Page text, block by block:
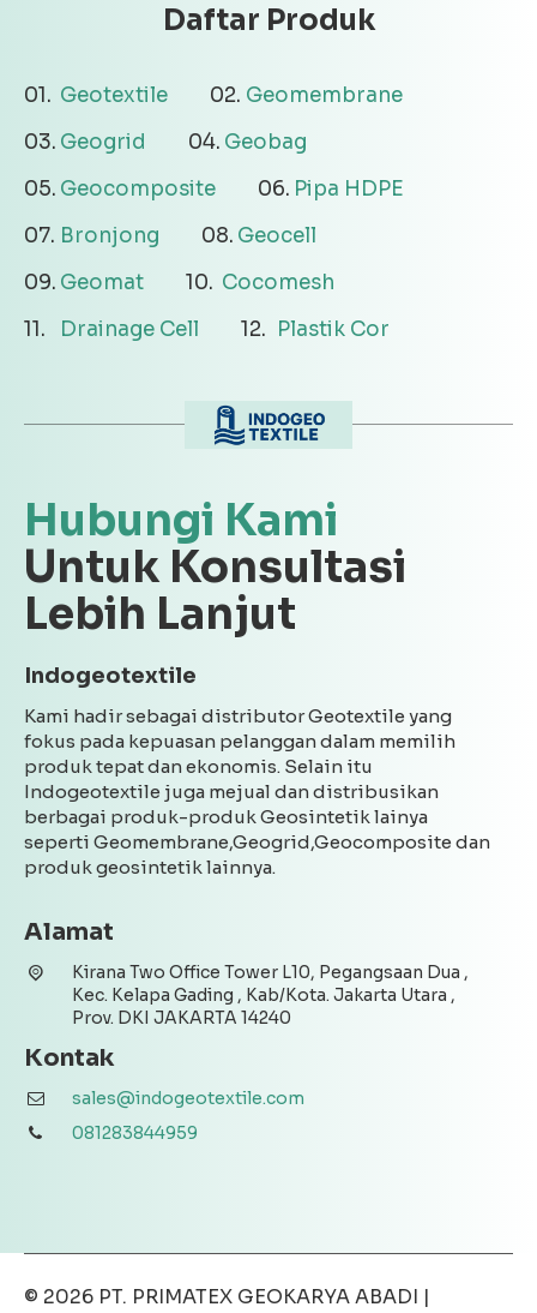
Daftar Produk
Geotextile
Geomembrane
Geogrid
Geobag
Geocomposite
Pipa HDPE
Bronjong
Geocell
Geomat
Cocomesh
Drainage Cell
Plastik Cor
Hubungi Kami
Untuk Konsultasi
Lebih Lanjut
Indogeotextile
Kami hadir sebagai distributor Geotextile yang
fokus pada kepuasan pelanggan dalam memilih
produk tepat dan ekonomis. Selain itu
Indogeotextile juga mejual dan distribusikan
berbagai produk-produk Geosintetik lainya
seperti Geomembrane,Geogrid,Geocomposite dan
produk geosintetik lainnya.
Alamat
Kirana Two Office Tower L10, Pegangsaan Dua ,
Kec. Kelapa Gading , Kab/Kota. Jakarta Utara ,
Prov. DKI JAKARTA 14240
Kontak
sales@indogeotextile.com
081283844959
© 2026 PT. PRIMATEX GEOKARYA ABADI |